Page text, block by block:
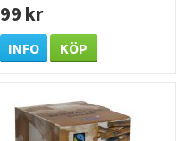
99 kr
INFO KÖP